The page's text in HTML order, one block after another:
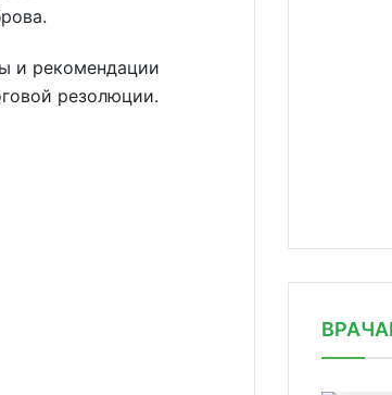
и рекомендации
резолюции.